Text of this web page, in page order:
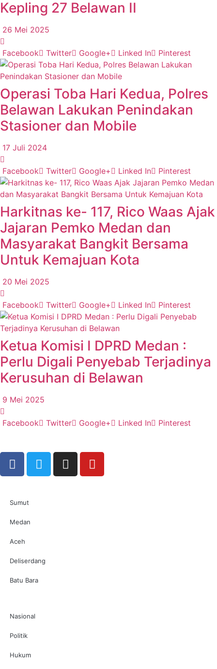
Kepling 27 Belawan II
26 Mei 2025
Facebook Twitter Google+ Linked In Pinterest
Operasi Toba Hari Kedua, Polres
Belawan Lakukan Penindakan
Stasioner dan Mobile
17 Juli 2024
Facebook Twitter Google+ Linked In Pinterest
Harkitnas ke- 117, Rico Waas Ajak
Jajaran Pemko Medan dan
Masyarakat Bangkit Bersama
Untuk Kemajuan Kota
20 Mei 2025
Facebook Twitter Google+ Linked In Pinterest
Ketua Komisi I DPRD Medan :
Perlu Digali Penyebab Terjadinya
Kerusuhan di Belawan
9 Mei 2025
Facebook Twitter Google+ Linked In Pinterest
Sumut
Medan
Aceh
Deliserdang
Batu Bara
Nasional
Politik
Hukum